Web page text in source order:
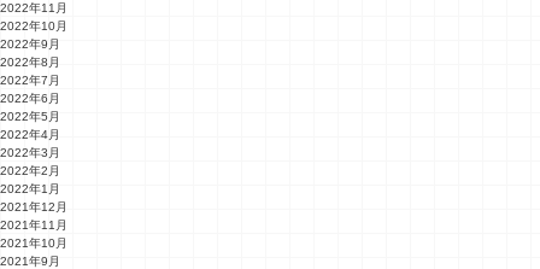
2022年11月
2022年10月
2022年9月
2022年8月
2022年7月
2022年6月
2022年5月
2022年4月
2022年3月
2022年2月
2022年1月
2021年12月
2021年11月
2021年10月
2021年9月